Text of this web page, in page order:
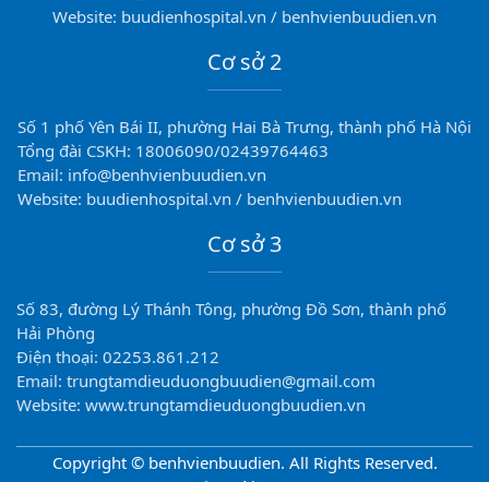
Website: buudienhospital.vn / benhvienbuudien.vn
Cơ sở 2
Số 1 phố Yên Bái II, phường Hai Bà Trưng, thành phố Hà Nội
Tổng đài CSKH: 18006090/02439764463
Email: info@benhvienbuudien.vn
Website: buudienhospital.vn / benhvienbuudien.vn
Cơ sở 3
Số 83, đường Lý Thánh Tông, phường Đồ Sơn, thành phố
Hải Phòng
Điện thoại: 02253.861.212
Email: trungtamdieuduongbuudien@gmail.com
Website: www.trungtamdieuduongbuudien.vn
Copyright © benhvienbuudien. All Rights Reserved.